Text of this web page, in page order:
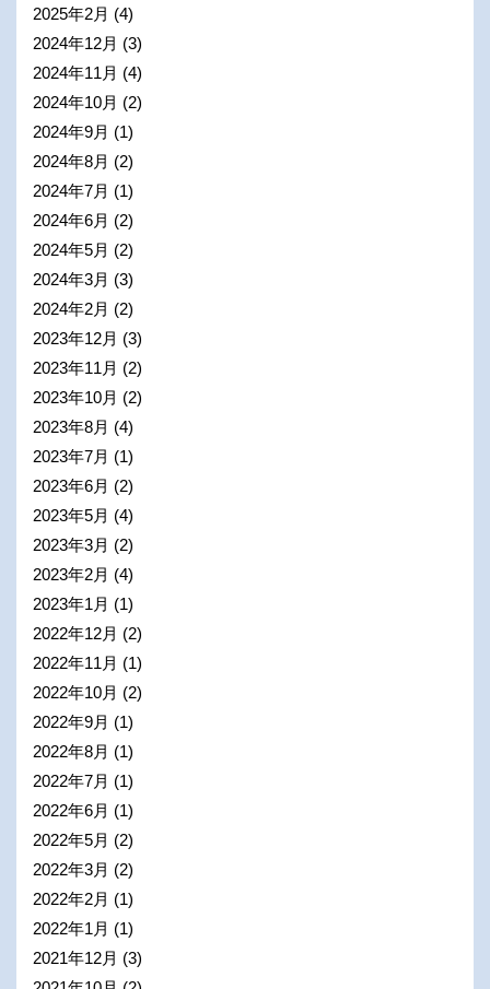
2025年2月 (4)
2024年12月 (3)
2024年11月 (4)
2024年10月 (2)
2024年9月 (1)
2024年8月 (2)
2024年7月 (1)
2024年6月 (2)
2024年5月 (2)
2024年3月 (3)
2024年2月 (2)
2023年12月 (3)
2023年11月 (2)
2023年10月 (2)
2023年8月 (4)
2023年7月 (1)
2023年6月 (2)
2023年5月 (4)
2023年3月 (2)
2023年2月 (4)
2023年1月 (1)
2022年12月 (2)
2022年11月 (1)
2022年10月 (2)
2022年9月 (1)
2022年8月 (1)
2022年7月 (1)
2022年6月 (1)
2022年5月 (2)
2022年3月 (2)
2022年2月 (1)
2022年1月 (1)
2021年12月 (3)